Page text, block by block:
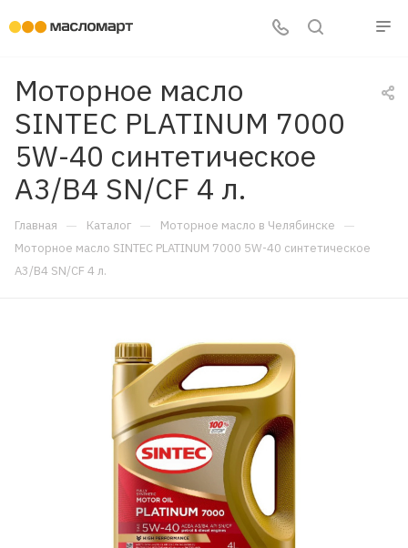
Моторное масло
SINTEC PLATINUM 7000
5W-40 синтетическое
A3/B4 SN/CF 4 л.
Главная — Каталог — Моторное масло в Челябинске —
Моторное масло SINTEC PLATINUM 7000 5W-40 синтетическое
A3/B4 SN/CF 4 л.